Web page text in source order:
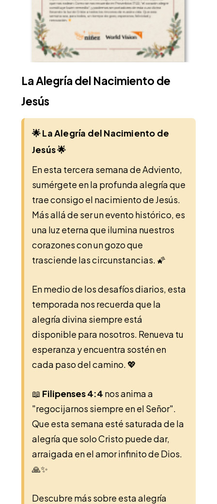
La Alegría del Nacimiento de
Jesús
🌟 La Alegría del Nacimiento de
Jesús 🌟
En esta tercera semana de Adviento,
sumérgete en la profunda alegría que
trae consigo el nacimiento de Jesús.
Más allá de ser un evento histórico, es
una luz eterna que ilumina nuestros
corazones con un gozo que
trasciende las circunstancias. 🌠
En medio de los desafíos diarios, esta
temporada nos recuerda que la
alegría divina siempre está
disponible para nosotros. Renueva tu
esperanza y encuentra sostén en
cada paso del camino. 💖
📖 Filipenses 4:4 nos anima a
"regocijarnos siempre en el Señor".
Que esta semana esté saturada de la
alegría que solo Cristo puede dar,
arraigada en el amor infinito de Dios.
🙏✨
Descubre más sobre esta alegría